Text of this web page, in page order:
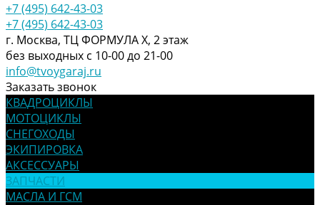
+7 (495) 642-43-03
+7 (495) 642-43-03
г. Москва, ТЦ ФОРМУЛА Х, 2 этаж
без выходных с 10-00 до 21-00
info@tvoygaraj.ru
Заказать звонок
КВАДРОЦИКЛЫ
МОТОЦИКЛЫ
СНЕГОХОДЫ
ЭКИПИРОВКА
АКСЕССУАРЫ
ЗАПЧАСТИ
МАСЛА И ГСМ